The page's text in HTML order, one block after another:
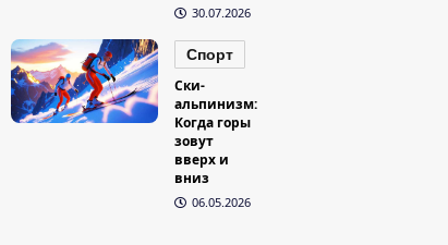
30.07.2026
Спорт
Ски-
альпинизм:
Когда горы
зовут
вверх и
вниз
06.05.2026